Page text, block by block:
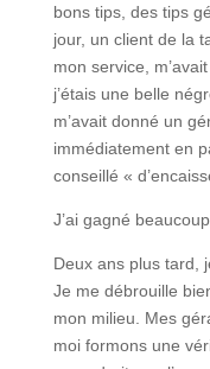
bons tips, des tips
jour, un client de la
mon service,
j’étais une belle
m’avait donné un
immédiatement en
conseillé «
J’ai gagné
Deux ans plus tard,
Je me débrouille
mon milieu. Mes
moi formons une